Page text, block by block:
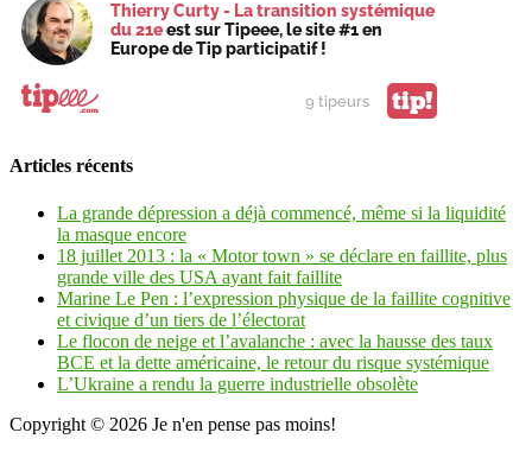
Thierry Curty - La transition systémique
du 21eest sur Tipeee, le site #1 en
Europe de Tip participatif !
9 tipeurs tip!
Articles récents
La grande dépression a déjà commencé, même si la liquidité
la masque encore
18 juillet 2013 : la « Motor town » se déclare en faillite, plus
grande ville des USA ayant fait faillite
Marine Le Pen : l’expression physique de la faillite cognitive
et civique d’un tiers de l’électorat
Le flocon de neige et l’avalanche : avec la hausse des taux
BCE et la dette américaine, le retour du risque systémique
L’Ukraine a rendu la guerre industrielle obsolète
Copyright © 2026 Je n'en pense pas moins!